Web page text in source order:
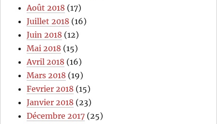
Août 2018 (17)
Juillet 2018 (16)
Juin 2018 (12)
Mai 2018 (15)
Avril 2018 (16)
Mars 2018 (19)
Fevrier 2018 (15)
Janvier 2018 (23)
Décembre 2017 (25)